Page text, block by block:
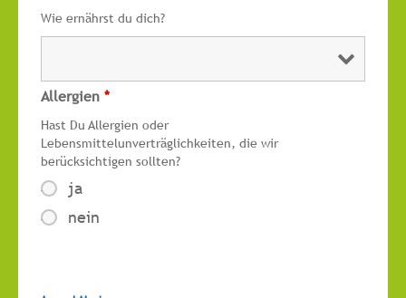
Wie ernährst du dich?
Allergien *
ja
nein
Hast Du Allergien oder
Lebensmittelunverträglichkeiten, die wir
berücksichtigen sollten?